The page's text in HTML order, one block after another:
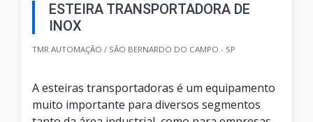
ESTEIRA TRANSPORTADORA DE
INOX
TMR AUTOMAÇÃO / SÃO BERNARDO DO CAMPO - SP
A esteiras transportadoras é um equipamento
muito importante para diversos segmentos